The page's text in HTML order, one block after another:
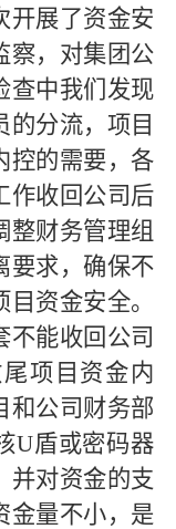
开展了资金安
察，对集团公
查中我们发现
的分流，项目
控的需要，各
作收回公司后
整财务管理组
要求，确保不
资金安全。
不能收回公司
项目资金内
和公司财务部
U盾或密码器
并对资金的支
金量不小，是